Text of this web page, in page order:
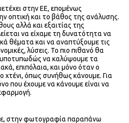
στην ΕΕ, επομένως
οπτική και το βάθος της ανάλυσης.
αλλά και εξαιτίας της
να είχαμε τη δυνατότητα να
θέματα και να αναπτύξουμε τις
λύσεις. Το πιο πιθανό θα
να καλύψουμε τα
επιπόλαια, και μόνο όταν ο
χτένι, όπως συνήθως κάνουμε. Για
που έχουμε να κάνουμε είναι να
στην φωτογραφία παραπάνω